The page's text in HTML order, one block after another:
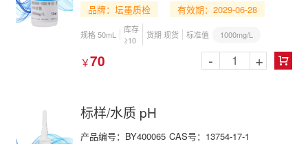
品牌：坛墨质检
有效期：2029-06-28
规格 50mL
库存
≥10
货期 现货 标准值 1000mg/L
￥70 
- +
标样/水质 pH
产品编号：BY400065 CAS号：13754-17-1